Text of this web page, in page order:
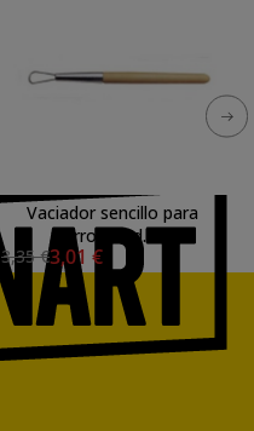
Vaciador sencillo para
barro, mod. 03
3,35 €3,01 €